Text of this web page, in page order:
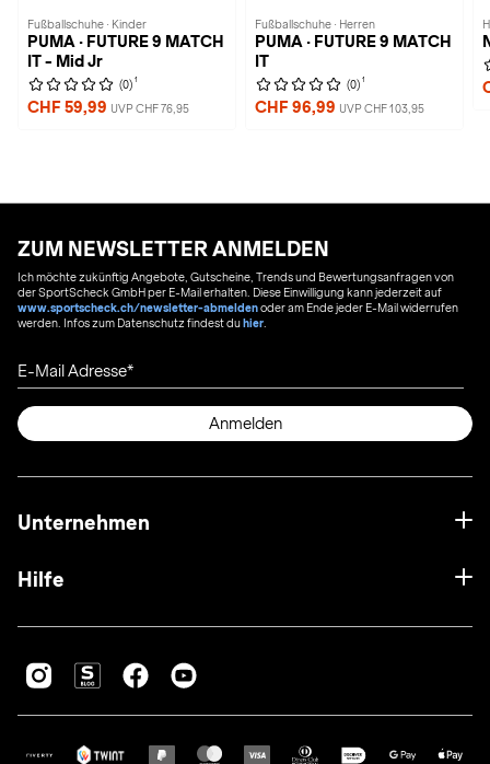
Fußballschuhe · Kinder
PUMA · FUTURE 9 MATCH
IT - Mid Jr
(0) 1
CHF 59,99 UVP CHF 76,95
Fußballschuhe · Herren
PUMA · FUTURE 9 MATCH
IT
(0) 1
CHF 96,99 UVP CHF 103,95
ZUM NEWSLETTER ANMELDEN
Ich möchte zukünftig Angebote, Gutscheine, Trends und Bewertungsanfragen von
der SportScheck GmbH per E-Mail erhalten. Diese Einwilligung kann jederzeit auf
www.sportscheck.ch/newsletter-abmeldenoder am Ende jeder E-Mail widerrufen
werden. Infos zum Datenschutz findest duhier
E-Mail Adresse
Anmelden
Unternehmen
Hilfe